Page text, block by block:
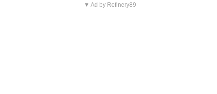
▼ Ad by Refinery89